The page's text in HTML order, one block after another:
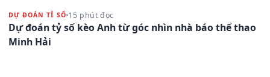
DỰ ĐOÁN TỈ SỐ 15 phút đọc
Dự đoán tỷ số kèo Anh từ góc nhìn nhà báo thể thao
Minh Hải